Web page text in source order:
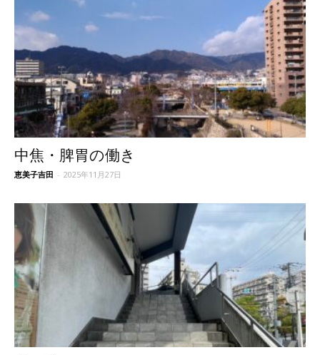
中焦・脾胃の働き
恵美子吉田 - 2025年11月27日